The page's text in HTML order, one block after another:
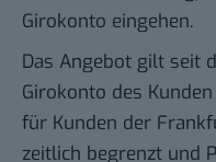
Girokonto eingehen.
Das Angebot gilt seit
Girokonto des
für Kunden der
zeitlich begrenzt und